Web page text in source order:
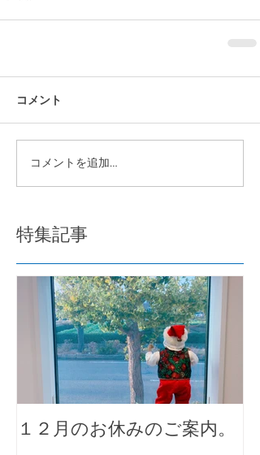
コメント
コメントを追加…
特集記事
１２月のお休みのご案内。